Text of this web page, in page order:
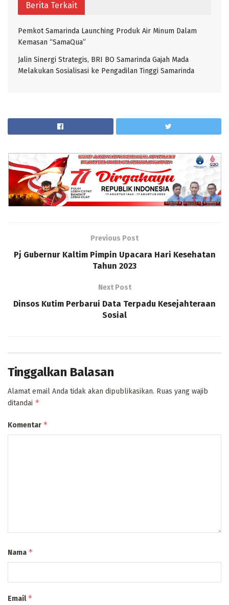
Berita Terkait
Pemkot Samarinda Launching Produk Air Minum Dalam
Kemasan “SamaQua”
Jalin Sinergi Strategis, BRI BO Samarinda Gajah Mada
Melakukan Sosialisasi ke Pengadilan Tinggi Samarinda
Previous Post
Pj Gubernur Kaltim Pimpin Upacara Hari Kesehatan
Tahun 2023
Next Post
Dinsos Kutim Perbarui Data Terpadu Kesejahteraan
Sosial
Tinggalkan Balasan
Alamat email Anda tidak akan dipublikasikan. Ruas yang wajib
ditandai *
Komentar *
Nama *
Email*